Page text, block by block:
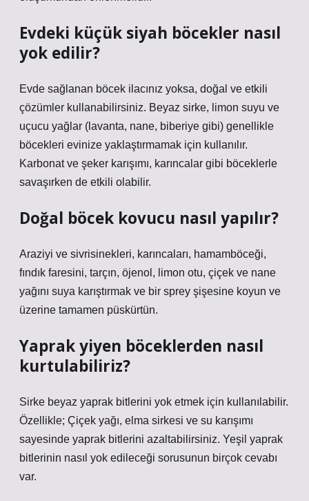
Evdeki küçük siyah böcekler nasıl
yok edilir?
Evde sağlanan böcek ilacınız yoksa, doğal ve etkili
çözümler kullanabilirsiniz. Beyaz sirke, limon suyu ve
uçucu yağlar (lavanta, nane, biberiye gibi) genellikle
böcekleri evinize yaklaştırmamak için kullanılır.
Karbonat ve şeker karışımı, karıncalar gibi böceklerle
savaşırken de etkili olabilir.
Doğal böcek kovucu nasıl yapılır?
Araziyi ve sivrisinekleri, karıncaları, hamamböceği,
fındık faresini, tarçın, öjenol, limon otu, çiçek ve nane
yağını suya karıştırmak ve bir sprey şişesine koyun ve
üzerine tamamen püskürtün.
Yaprak yiyen böceklerden nasıl
kurtulabiliriz?
Sirke beyaz yaprak bitlerini yok etmek için kullanılabilir.
Özellikle; Çiçek yağı, elma sirkesi ve su karışımı
sayesinde yaprak bitlerini azaltabilirsiniz. Yeşil yaprak
bitlerinin nasıl yok edileceği sorusunun birçok cevabı
var.